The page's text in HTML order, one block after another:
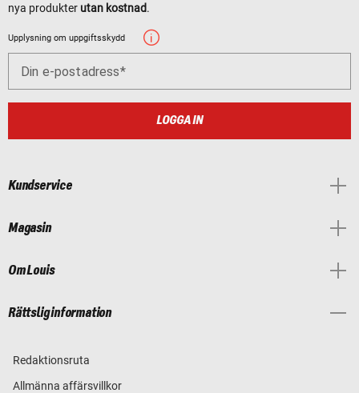
nya produkter utan kostnad.
Upplysning om uppgiftsskydd
Din e-postadress
LOGGA IN
Kundservice
Magasin
Om Louis
Rättslig information
Redaktionsruta
Allmänna affärsvillkor